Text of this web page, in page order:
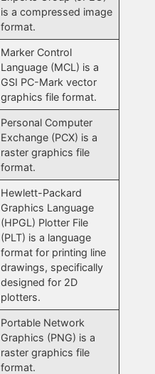
is a compressed image
format.
Marker Control
Language (MCL) is a
GSI PC-Mark vector
graphics file format.
Personal Computer
Exchange (PCX) is a
raster graphics file
format.
Hewlett-Packard
Graphics Language
(HPGL) Plotter File
(PLT) is a language
format for printing line
drawings, specifically
designed for 2D
plotters.
Portable Network
Graphics (PNG) is a
raster graphics file
format.